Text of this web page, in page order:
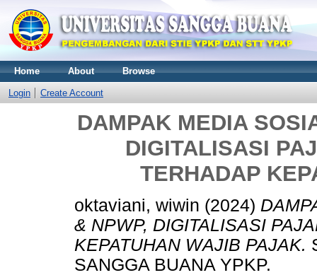
Home About Browse
Login Create Account
DAMPAK MEDIA
DIGITALISASI
TERHADAP
oktaviani, wiwin (2024)
& NPWP, DIGITALISASI
KEPATUHAN WAJIB PAJAK.
SANGGA BUANA YPKP.